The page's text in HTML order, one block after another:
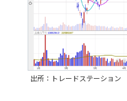
出所：トレードステーション